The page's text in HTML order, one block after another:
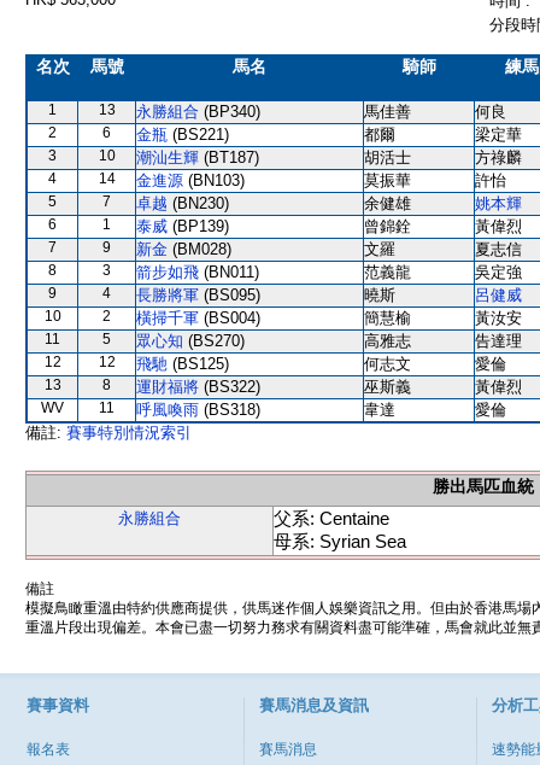
分段
名次 馬號 馬名 騎師 練
1 13 永勝組合 (BP340) 馬佳善 何良
2 6 金瓶 (BS221) 都爾 梁定華
3 10 潮汕生輝 (BT187) 胡活士 方祿麟
4 14 金進源 (BN103) 莫振華 許怡
5 7 卓越 (BN230) 余健雄 姚本輝
6 1 泰威 (BP139) 曾錦銓 黃偉烈
7 9 新金 (BM028) 文羅 夏志信
8 3 箭步如飛 (BN011) 范義龍 吳定強
9 4 長勝將軍 (BS095) 曉斯 呂健威
10 2 橫掃千軍 (BS004) 簡慧榆 黃汝安
11 5 眾心知 (BS270) 高雅志 告達理
12 12 飛馳 (BS125) 何志文 愛倫
13 8 運財福將 (BS322) 巫斯義 黃偉烈
WV 11 呼風喚雨 (BS318) 韋達
愛倫
備註: 賽事特別情況索引
勝出馬匹血統
永勝組合
父系: Centaine
母系: Syrian Sea
備註
模擬鳥瞰重溫由特約供應商提供，供馬迷作個人娛樂資訊之用。但由於香港馬
重溫片段出現偏差。本會已盡一切努力務求有關資料盡可能準確，馬會就此並
賽事資料
報名表
賽馬消息及資訊
賽馬消息
分析
速勢能